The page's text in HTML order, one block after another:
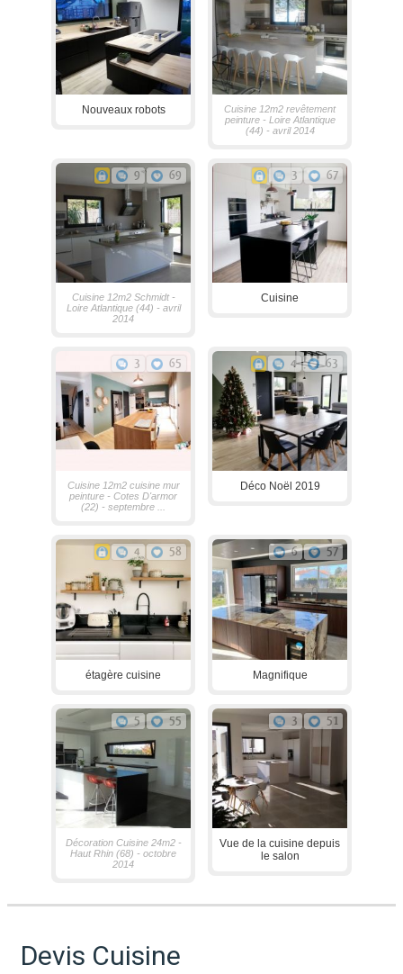
Nouveaux robots
Cuisine 12m2 revêtement
peinture - Loire Atlantique
(44) - avril 2014
9 69
Cuisine 12m2 Schmidt -
Loire Atlantique (44) - avril
2014
3 67
Cuisine
3 65
Cuisine 12m2 cuisine mur
peinture - Cotes D'armor
(22) - septembre ...
4 63
Déco Noël 2019
4 58
étagère cuisine
6 57
Magnifique
5 55
Décoration Cuisine 24m2 -
Haut Rhin (68) - octobre
2014
3 51
Vue de la cuisine depuis
le salon
Devis Cuisine